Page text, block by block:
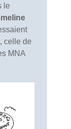
le
celle de
MNA